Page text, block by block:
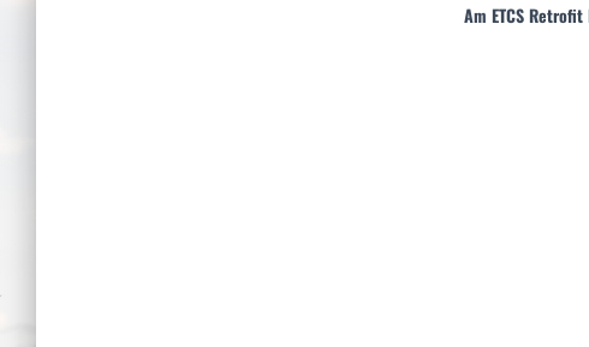
Am ETCS